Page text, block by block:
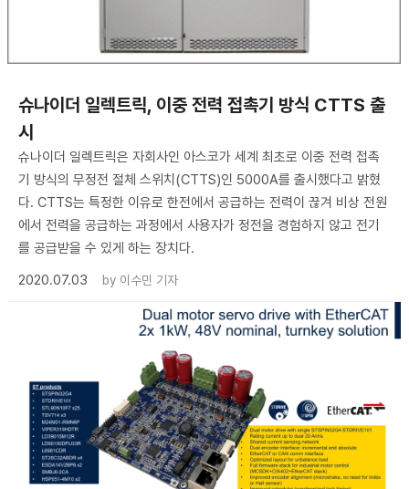
슈나이더 일렉트릭, 이중 전력 접촉기 방식 CTTS 출
시
슈나이더 일렉트릭은 자회사인 아스코가 세계 최초로 이중 전력 접촉
기 방식의 무정전 절체 스위치(CTTS)인 5000A를 출시했다고 밝혔
다. CTTS는 특정한 이유로 한전에서 공급하는 전력이 끊겨 비상 전원
에서 전력을 공급하는 과정에서 사용자가 정전을 경험하지 않고 전기
를 공급받을 수 있게 하는 장치다.
2020.07.03
by 이수민 기자